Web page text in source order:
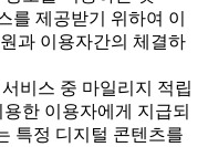
제공받기 위하여 이
과 이용자간의 체결하
비스 중 마일리지 적립
한 이용자에게 지급되
특정 디지털 콘텐츠를